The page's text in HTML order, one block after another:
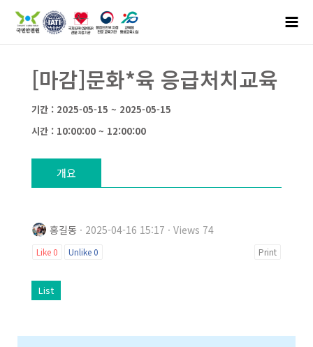
[마감]문화*육 응급처치교육
기간 : 2025-05-15 ~ 2025-05-15
시간 : 10:00:00 ~ 12:00:00
개요
홍길동 · 2025-04-16 15:17 · Views 74
Like 0 Unlike0 Print
List